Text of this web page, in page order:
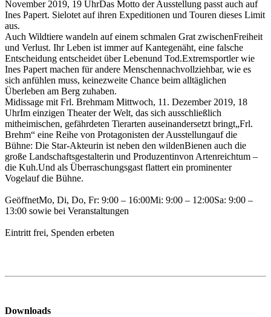
November 2019, 19 UhrDas Motto der Ausstellung passt auch auf
Ines Papert. Sielotet auf ihren Expeditionen und Touren dieses Limit
aus.
Auch Wildtiere wandeln auf einem schmalen Grat zwischenFreiheit
und Verlust. Ihr Leben ist immer auf Kantegenäht, eine falsche
Entscheidung entscheidet über Lebenund Tod.Extremsportler wie
Ines Papert machen für andere Menschennachvollziehbar, wie es
sich anfühlen muss, keinezweite Chance beim alltäglichen
Überleben am Berg zuhaben.
Midissage mit Frl. Brehmam Mittwoch, 11. Dezember 2019, 18
UhrIm einzigen Theater der Welt, das sich ausschließlich
mitheimischen, gefährdeten Tierarten auseinandersetzt bringt„Frl.
Brehm“ eine Reihe von Protagonisten der Ausstellungauf die
Bühne: Die Star-Akteurin ist neben den wildenBienen auch die
große Landschaftsgestalterin und Produzentinvon Artenreichtum –
die Kuh.Und als Überraschungsgast flattert ein prominenter
Vogelauf die Bühne.
GeöffnetMo, Di, Do, Fr: 9:00 – 16:00Mi: 9:00 – 12:00Sa: 9:00 –
13:00 sowie bei Veranstaltungen
Eintritt frei, Spenden erbeten
Downloads